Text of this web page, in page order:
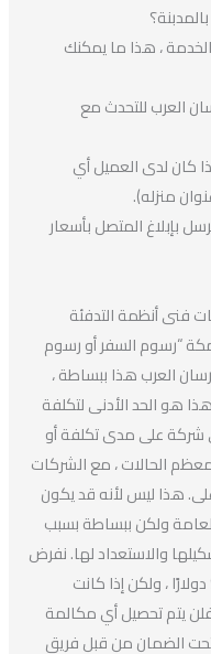
، هذا ما يمكنك
للتحدث مع
لدى العميل أي
المتصل بأسعار
أنظمة التدفئة
السفر أو رسوم
هذا ببساطة ،
الأدنى لتكلفة
على مدى تكلفة أو
، مع الشركات
ليس لأنه قد يكون
ولكن ببساطة بسبب
والاستعداد لها. نفرض
قدرها 95 دولارًا ، ولكن إذا كانت
تحصيل أي مكالمة
من قبل فريق